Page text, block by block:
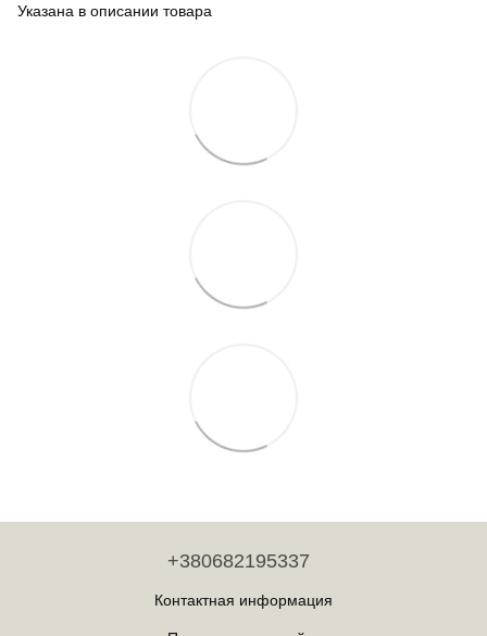
Указана в описании товара
+380682195337
Контактная информация